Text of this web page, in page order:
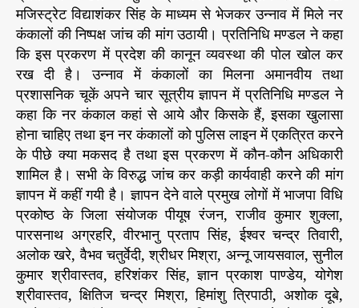
h
o
r
e
प्र
को
ष्ठ
के
प्र
नि
धि
म
ण्ड
ल
ने
मु
ख्य
मं
त्री
को
मजिस्ट्रेट विद्याशंकर सिंह के माध्यम से भेजकर उन्नाव में मिले नर
कंकालों की निष्पक्ष जांच की मांग उठायी। प्रतिनिधि मण्डल ने कहा
कि इस प्रकरण में प्रदेश की कानून व्यवस्था की पोल खोल कर
रख दी है। उन्नाव में कंकालों का मिलना अमानवीय तथा
प्रशासनिक चूकें अपने चार सूत्रीय ज्ञापन में प्रतिनिधि मण्डल ने
कहा कि नर कंकाल कहां से आये और किसके हैं, इसका खुलासा
होना चाहिए तथा इन नर कंकालों को पुलिस लाइन में एकत्रित करने
के पीछे क्या मकसद है तथा इस प्रकरण में कौन-कौन अधिकारी
शामिल है। सभी के विरुद्ध जांच कर कड़ी कार्यवाही करने की मांग
ज्ञापन में कहीं गयी है। ज्ञापन देने वाले प्रमुख लोगों में भाजपा विधि
प्रकोष्ठ के जिला संयोजक पीयूष रंजन, राजीव कुमार शुक्ला,
पारसनाथ अग्रहरि, वीरभानु प्रताप सिंह, ईश्वर चन्द्र तिवारी,
अलोक खरे, वैभव चतुर्वेदी, श्रीधर मिश्रा, अन्नू जायसवाल, सुनील
कुमार श्रीवास्तव, हरिशंकर सिंह, ज्ञान प्रकाश पाण्डेय, योगेश
श्रीवास्तव, क्षितिज चन्द्र मिश्रा, हिमांशु त्रिपाठी, अशोक दूबे,